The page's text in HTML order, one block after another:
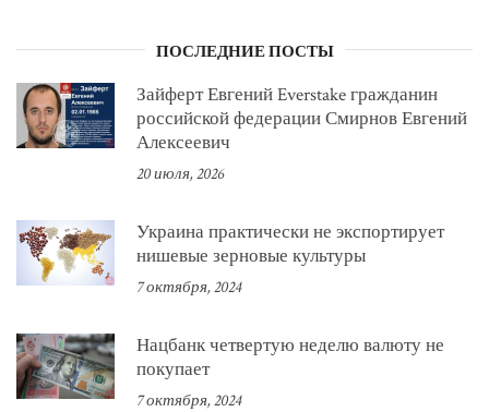
ПОСЛЕДНИЕ ПОСТЫ
Зайферт Евгений Everstake гражданин
российской федерации Смирнов Евгений
Алексеевич
20 июля, 2026
Украина практически не экспортирует
нишевые зерновые культуры
7 октября, 2024
Нацбанк четвертую неделю валюту не
покупает
7 октября, 2024